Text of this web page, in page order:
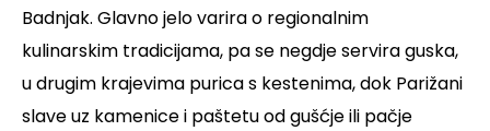
Badnjak. Glavno jelo varira o regionalnim
kulinarskim tradicijama, pa se negdje servira guska,
u drugim krajevima purica s kestenima, dok Parižani
slave uz kamenice i paštetu od gušćje ili pačje